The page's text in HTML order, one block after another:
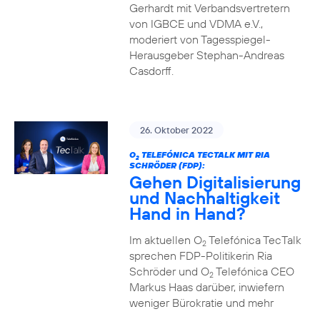
Gerhardt mit Verbandsvertretern
von IGBCE und VDMA e.V.,
moderiert von Tagesspiegel-
Herausgeber Stephan-Andreas
Casdorff.
26. Oktober 2022
O2TELEFÓNICA TECTALK MIT RIA
SCHRÖDER (FDP):
Gehen Digitalisierung
und Nachhaltigkeit
Hand in Hand?
Im aktuellen O2Telefónica TecTalk
sprechen FDP-Politikerin Ria
Schröder und O2Telefónica CEO
Markus Haas darüber, inwiefern
weniger Bürokratie und mehr